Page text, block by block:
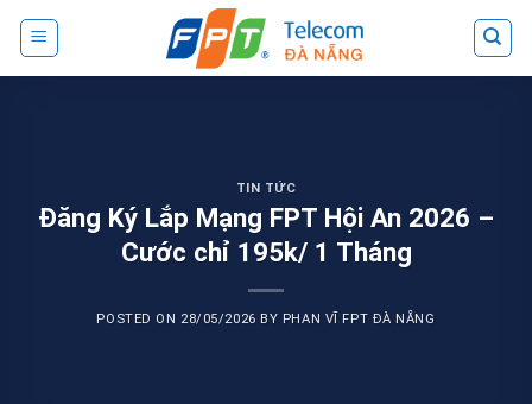
Skip
content
TIN TỨC
Đăng Ký Lắp Mạng FPT Hội An 2026 –
Cước chỉ 195k/ 1 Tháng
POSTED ON 28/05/2026 BY PHAN VĨ FPT ĐÀ NẴNG